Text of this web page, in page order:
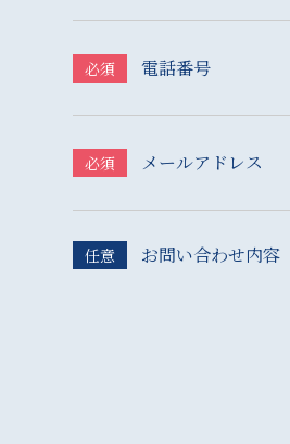
必須 電話番号
必須 メールアドレス
任意 お問い合わせ内容